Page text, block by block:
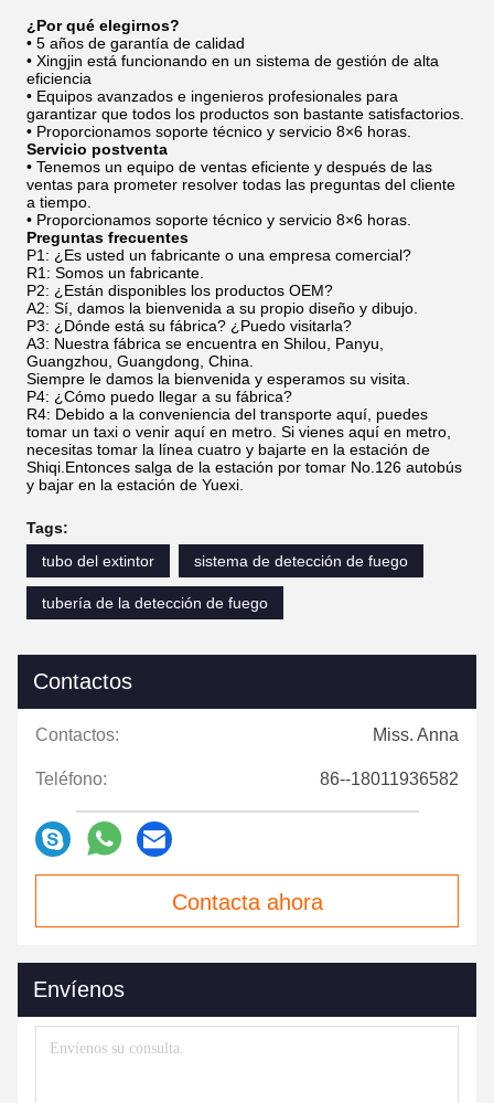
¿Por qué elegirnos?
• 5 años de garantía de calidad
• Xingjin está funcionando en un sistema de gestión de alta
eficiencia
• Equipos avanzados e ingenieros profesionales para
garantizar que todos los productos son bastante satisfactorios.
• Proporcionamos soporte técnico y servicio 8×6 horas.
Servicio postventa
• Tenemos un equipo de ventas eficiente y después de las
ventas para prometer resolver todas las preguntas del cliente
a tiempo.
• Proporcionamos soporte técnico y servicio 8×6 horas.
Preguntas frecuentes
P1: ¿Es usted un fabricante o una empresa comercial?
R1: Somos un fabricante.
P2: ¿Están disponibles los productos OEM?
A2: Sí, damos la bienvenida a su propio diseño y dibujo.
P3: ¿Dónde está su fábrica? ¿Puedo visitarla?
A3: Nuestra fábrica se encuentra en Shilou, Panyu,
Guangzhou, Guangdong, China.
Siempre le damos la bienvenida y esperamos su visita.
P4: ¿Cómo puedo llegar a su fábrica?
R4: Debido a la conveniencia del transporte aquí, puedes
tomar un taxi o venir aquí en metro. Si vienes aquí en metro,
necesitas tomar la línea cuatro y bajarte en la estación de
Shiqi.Entonces salga de la estación por tomar No.126 autobús
y bajar en la estación de Yuexi.
Tags:
tubo del extintor
sistema de detección de fuego
tubería de la detección de fuego
Contactos
Contactos: Miss. Anna
Teléfono: 86--18011936582
Contacta ahora
Envíenos